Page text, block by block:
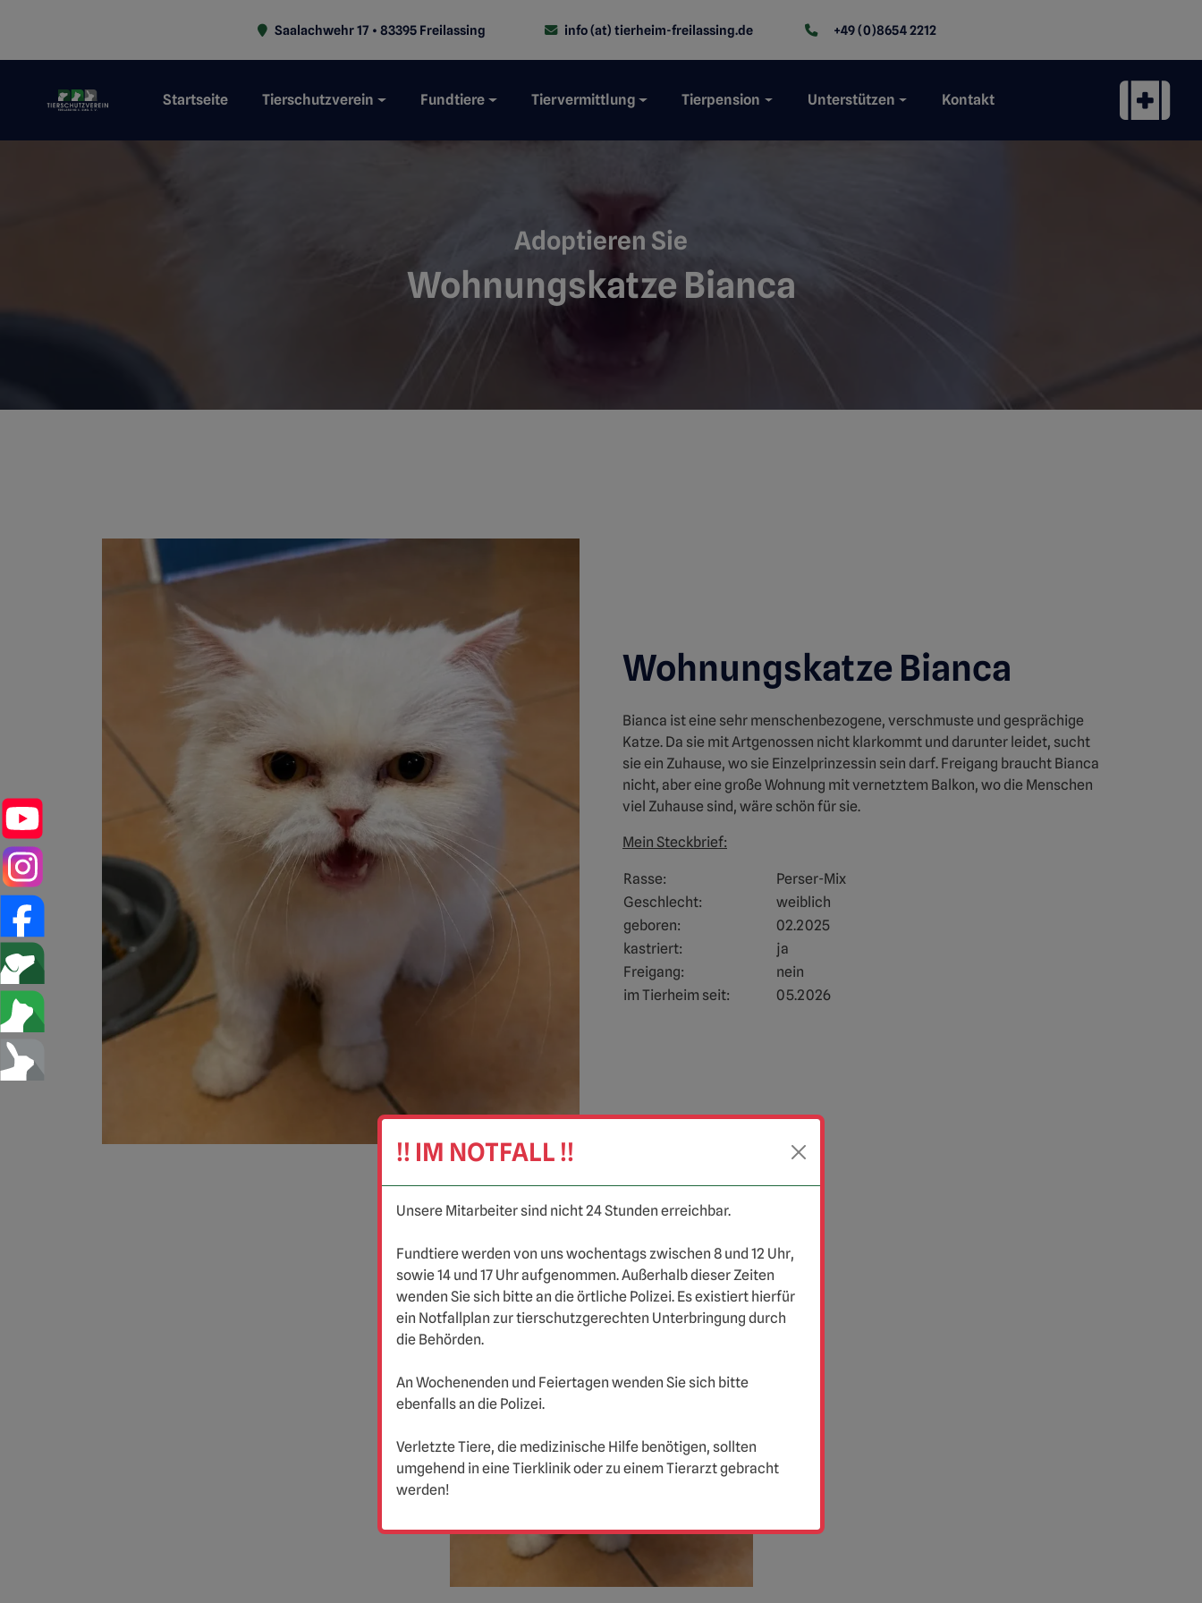
!! IM NOTFALL !!
Unsere Mitarbeiter sind nicht 24 Stunden erreichbar.
Fundtiere werden von uns wochentags zwischen 8 und 12 Uhr,
sowie 14 und 17 Uhr aufgenommen. Außerhalb dieser Zeiten
wenden Sie sich bitte an die örtliche Polizei. Es existiert hierfür
ein Notfallplan zur tierschutzgerechten Unterbringung durch
die Behörden.
An Wochenenden und Feiertagen wenden Sie sich bitte
ebenfalls an die Polizei.
Verletzte Tiere, die medizinische Hilfe benötigen, sollten
umgehend in eine Tierklinik oder zu einem Tierarzt gebracht
werden!
Saalachwehr 17 • 83395 Freilassing info (at) tierheim-freilassing.de +49 (0)8654 2212
Startseite Tierschutzverein Fundtiere Tiervermittlung Tierpension Unterstützen Kontakt
Adoptieren Sie
Wohnungskatze Bianca
Wohnungskatze Bianca
Bianca ist eine sehr menschenbezogene, verschmuste und gesprächige
Katze. Da sie mit Artgenossen nicht klarkommt und darunter leidet, sucht
sie ein Zuhause, wo sie Einzelprinzessin sein darf. Freigang braucht Bianca
nicht, aber eine große Wohnung mit vernetztem Balkon, wo die Menschen
viel Zuhause sind, wäre schön für sie.
Mein Steckbrief:
Rasse:
Perser-Mix
Geschlecht:
weiblich
geboren:
02.2025
kastriert:
ja
Freigang:
nein
im Tierheim seit:
05.2026